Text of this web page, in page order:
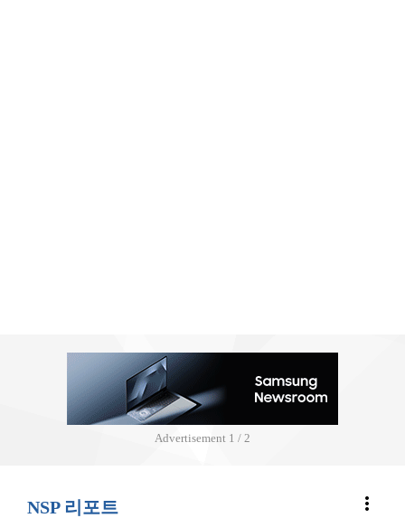
Advertisement 2 / 2
NSP 리포트 more_vert